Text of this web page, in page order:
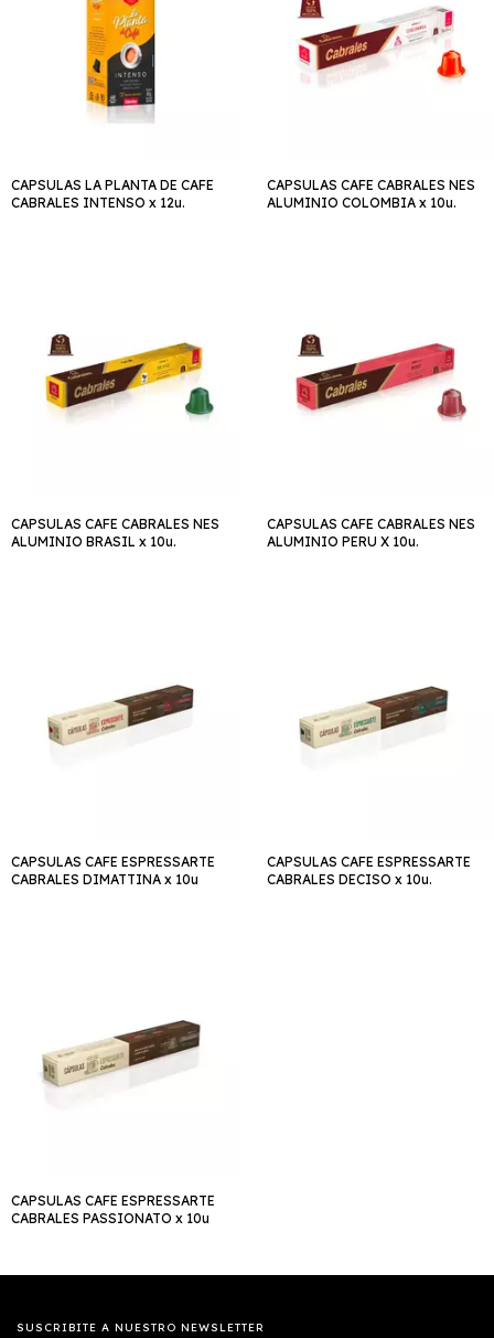
CAPSULAS LA PLANTA DE CAFE
CABRALES INTENSO x 12u.
CAPSULAS CAFE CABRALES NES
ALUMINIO COLOMBIA x 10u.
CAPSULAS CAFE CABRALES NES
ALUMINIO BRASIL x 10u.
CAPSULAS CAFE CABRALES NES
ALUMINIO PERU X 10u.
CAPSULAS CAFE ESPRESSARTE
CABRALES DIMATTINA x 10u
CAPSULAS CAFE ESPRESSARTE
CABRALES DECISO x 10u.
CAPSULAS CAFE ESPRESSARTE
CABRALES PASSIONATO x 10u
SUSCRIBITE A NUESTRO NEWSLETTER